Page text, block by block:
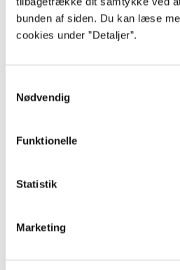
bunden af siden. Du kan læse
cookies under ”Detaljer”.
Nødvendig
Funktionelle
Statistik
Marketing
Artikler
Alle registrerede artikler